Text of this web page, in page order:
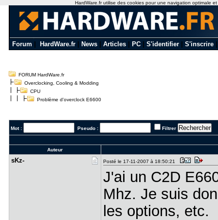
Forum HardWare.fr News Articles PC S'identifier S'inscrire
FORUM HardWare.fr
Overclocking, Cooling & Modding
CPU
Problème d'overclock E6600
Mot : Pseudo : Filtrer
Auteur
sKz- Posté le 17-11-2007 à 18:50:21
J'ai un C2D
Mhz. Je suis
les options, etc.
HardWare.fr utilise des cookies pour une navigation optimale